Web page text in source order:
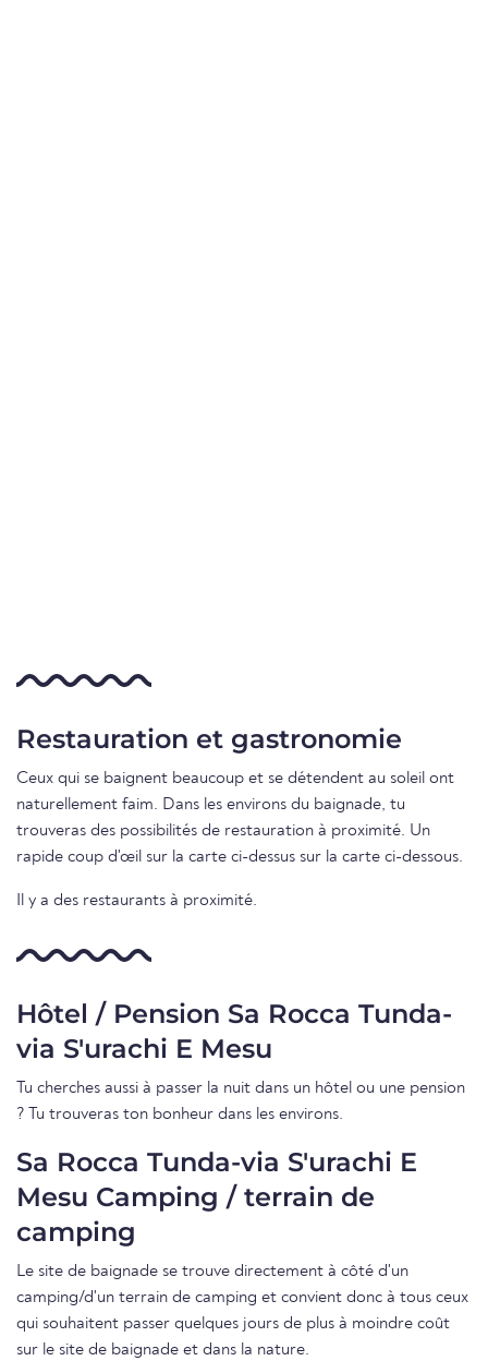
Restauration et gastronomie
Ceux qui se baignent beaucoup et se détendent au soleil ont
naturellement faim. Dans les environs du baignade, tu
trouveras des possibilités de restauration à proximité. Un
rapide coup d'œil sur la carte ci-dessus sur la carte ci-dessous.
Il y a des restaurants à proximité.
Hôtel / Pension Sa Rocca Tunda-
via S'urachi E Mesu
Tu cherches aussi à passer la nuit dans un hôtel ou une pension
? Tu trouveras ton bonheur dans les environs.
Sa Rocca Tunda-via S'urachi E
Mesu Camping / terrain de
camping
Le site de baignade se trouve directement à côté d'un
camping/d'un terrain de camping et convient donc à tous ceux
qui souhaitent passer quelques jours de plus à moindre coût
sur le site de baignade et dans la nature.